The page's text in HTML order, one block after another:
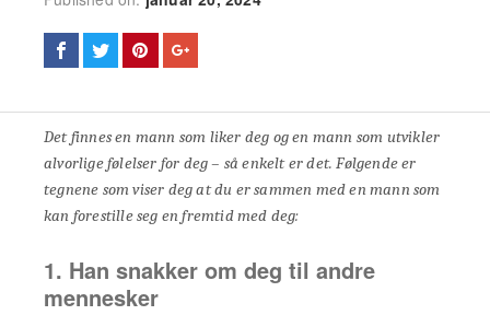
Det finnes en mann som liker deg og en mann som utvikler
alvorlige følelser for deg – så enkelt er det. Følgende er
tegnene som viser deg at du er sammen med en mann som
kan forestille seg en fremtid med deg:
1. Han snakker om deg til andre
mennesker